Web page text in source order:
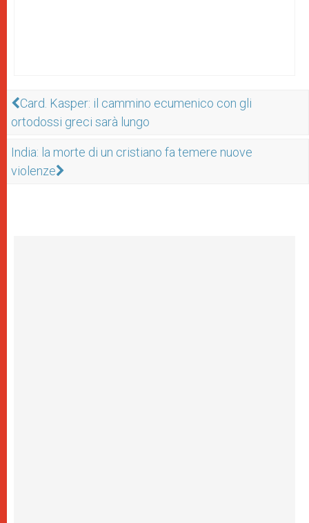
Card. Kasper: il cammino ecumenico con gli
ortodossi greci sarà lungo
India: la morte di un cristiano fa temere nuove
violenze